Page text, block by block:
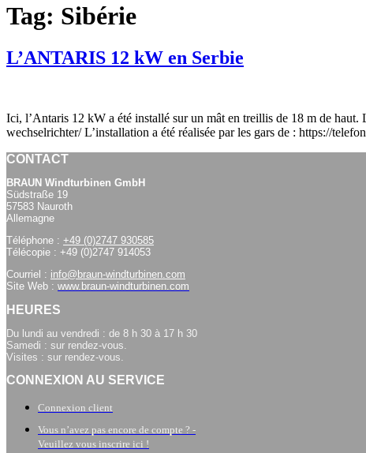
Tag: Sibérie
L’ANTARIS 12 kW en Serbie
Ici, l’Antaris 12 kW a été installé sur un mât en treillis de 18 m de
wechselrichter/ L’installation a été réalisée par les gars de : https://
CONTACT
BRAUN Windturbinen GmbH
Südstraße 19
57583 Nauroth
Allemagne
Téléphone : +49 (0)2747 930585
Télécopie : +49 (0)2747 914053
Courriel : info@braun-windturbinen.com
Site Web : www.braun-windturbinen.com
HEURES
Du lundi au vendredi : de 8 h 30 à 17 h 30
Samedi : sur rendez-vous.
Visites : sur rendez-vous.
CONNEXION AU SERVICE
Connexion client
Vous n’avez pas encore de compte ? -
Veuillez vous inscrire ici !